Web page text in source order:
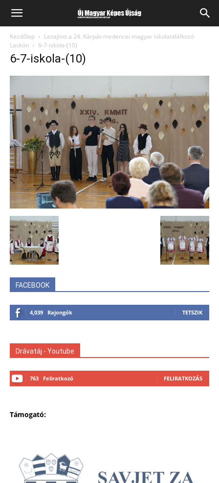
Kezdőlap
Lezajlott a 24. Kárpát-medencei magyar iskolatalálkozó
Laskón
6-7-iskola-(10)
6-7-iskola-(10)
FACEBOOK
4,039 Rajongók TETSZIK
Drávatáj - Youtube
763 Feliratkozó FELIRATKOZÁS
Támogató: